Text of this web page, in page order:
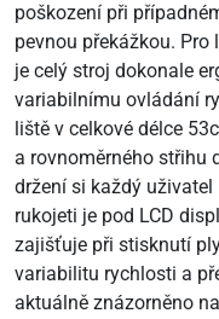
poškození při
pevnou překážkou.
je celý stroj dokonale
variabilnímu ovládání
liště v celkové délce
a rovnoměrného střihu
držení si každý
rukojeti je pod LCD
zajišťuje při stisknutí
variabilitu rychlosti a
aktuálně znázorněno